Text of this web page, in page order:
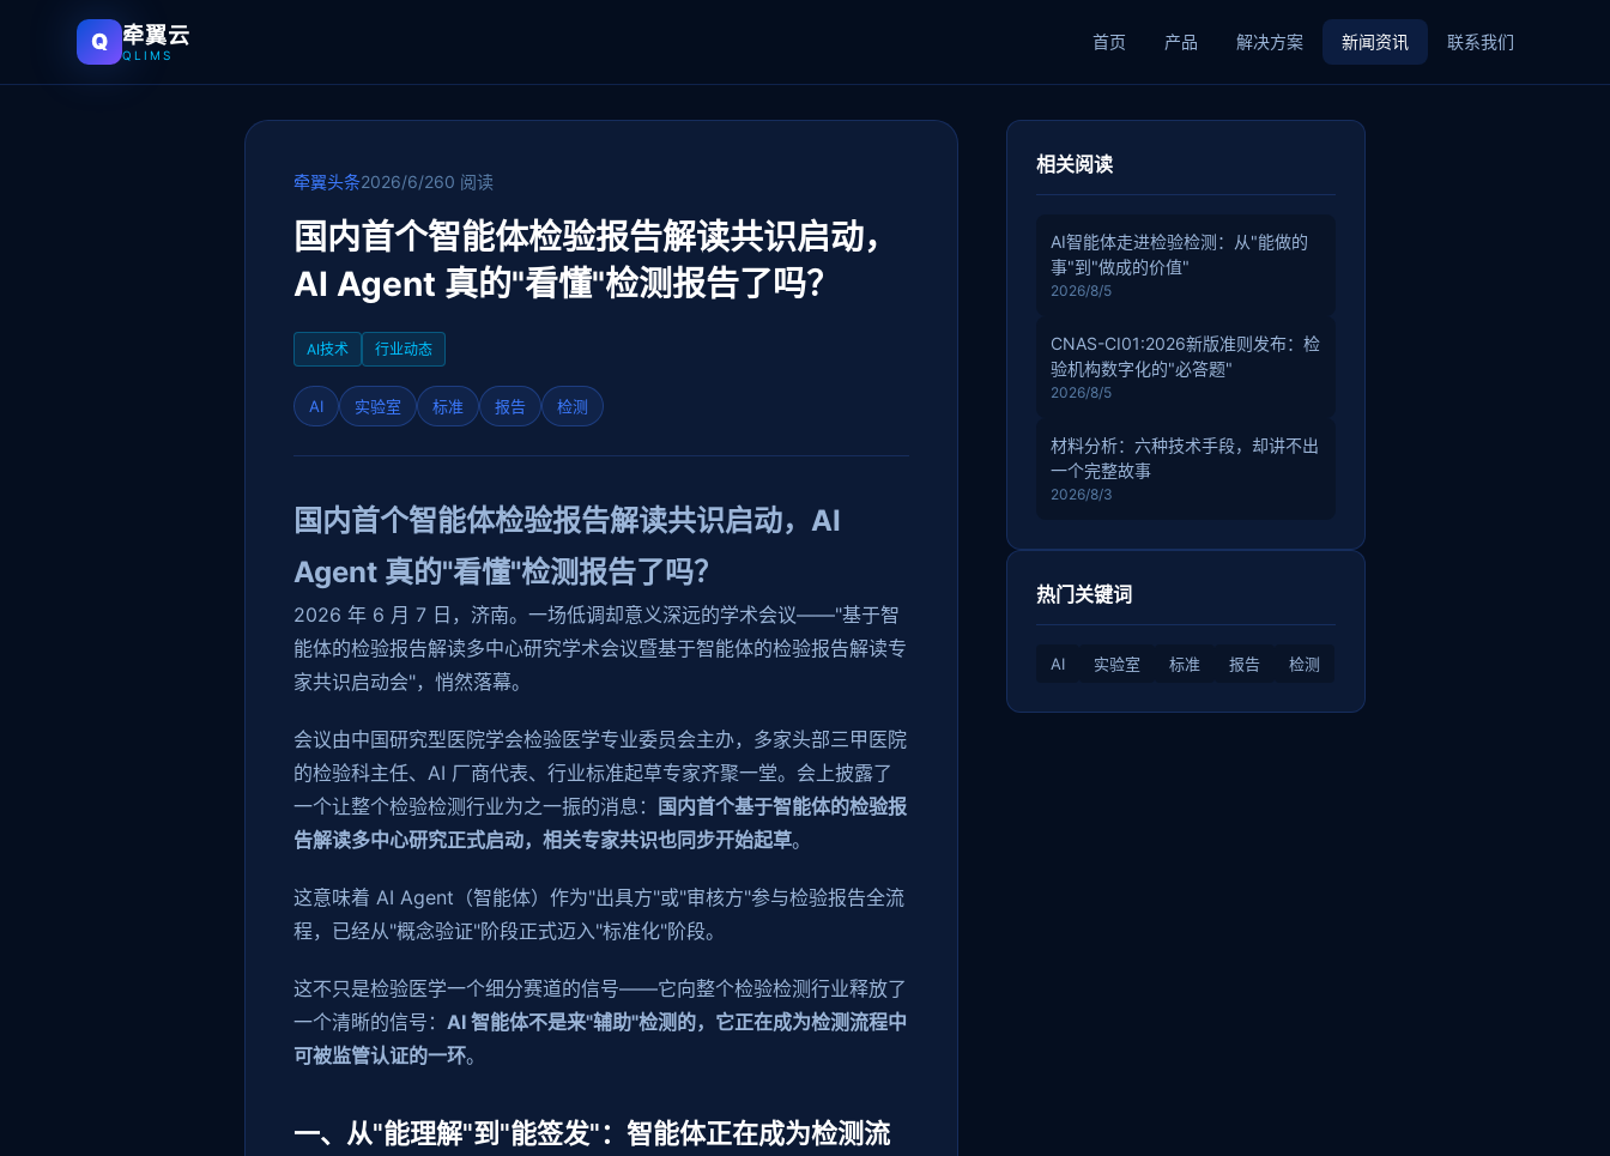
Q 牵翼云
QLIMS
首页 产品 解决方案 新闻资讯 联系我们
牵翼头条2026/6/260 阅读
国内首个智能体检验报告解读共识启动，
AI Agent 真的"看懂"检测报告了吗？
AI技术 行业动态
AI 实验室 标准 报告 检测
国内首个智能体检验报告解读共识启动，AI
Agent 真的"看懂"检测报告了吗？
2026 年 6 月 7 日，济南。一场低调却意义深远的学术会议——"基于智
能体的检验报告解读多中心研究学术会议暨基于智能体的检验报告解读专
家共识启动会"，悄然落幕。
会议由中国研究型医院学会检验医学专业委员会主办，多家头部三甲医院
的检验科主任、AI 厂商代表、行业标准起草专家齐聚一堂。会上披露了
一个让整个检验检测行业为之一振的消息：
国内首个基于智能体的检验报
告解读多中心研究正式启动，相关专家共识也同步开始起草。
这意味着 AI Agent（智能体）作为"出具方"或"审核方"参与检验报告全流
程，已经从"概念验证"阶段正式迈入"标准化"阶段。
这不只是检验医学一个细分赛道的信号——它向整个检验检测行业释放了
一个清晰的信号： AI 智能体不是来"辅助"检测的，它正在成为检测流程中
可被监管认证的一环。
一、从"能理解"到"能签发"：智能体正在成为检测流
相关阅读
AI智能体走进检验检测：从"能做的
事"到"做成的价值"
2026/8/5
CNAS-CI01:2026新版准则发布：检
验机构数字化的"必答题"
2026/8/5
材料分析：六种技术手段，却讲不出
一个完整故事
2026/8/3
热门关键词
AI 实验室 标准 报告 检测